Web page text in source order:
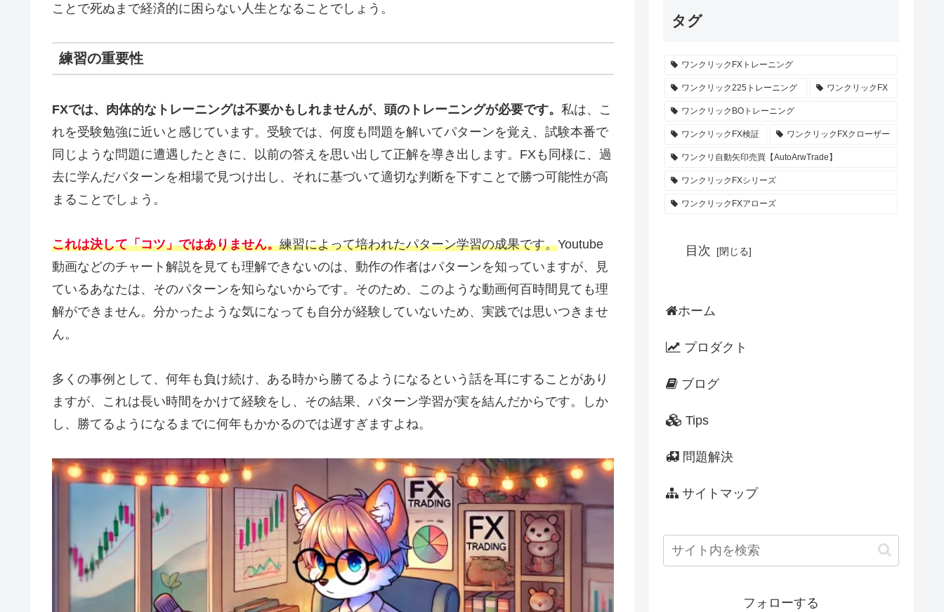
ことで死ぬまで経済的に困らない人生となることでしょう。
練習の重要性
FXでは、肉体的なトレーニングは不要かもしれませんが、頭のトレーニングが必要です。 私は、こ
れを受験勉強に近いと感じています。受験では、何度も問題を解いてパターンを覚え、試験本番で
同じような問題に遭遇したときに、以前の答えを思い出して正解を導き出します。FXも同様に、過
去に学んだパターンを相場で見つけ出し、それに基づいて適切な判断を下すことで勝つ可能性が高
まることでしょう。
これは決して「コツ」ではありません。練習によって培われたパターン学習の成果です。Youtube
動画などのチャート解説を見ても理解できないのは、動作の作者はパターンを知っていますが、見
ているあなたは、そのパターンを知らないからです。そのため、このような動画何百時間見ても理
解ができません。分かったような気になっても自分が経験していないため、実践では思いつきませ
ん。
多くの事例として、何年も負け続け、ある時から勝てるようになるという話を耳にすることがあり
ますが、これは長い時間をかけて経験をし、その結果、パターン学習が実を結んだからです。しか
し、勝てるようになるまでに何年もかかるのでは遅すぎますよね。
タグ
ワンクリックFXトレーニング
ワンクリック225トレーニング ワンクリックFX
ワンクリックBOトレーニング
ワンクリックFX検証 ワンクリックFXクローザー
ワンクリ自動矢印売買【AutoArwTrade】
ワンクリックFXシリーズ
ワンクリックFXアローズ
目次
ホーム
プロダクト
ブログ
Tips
問題解決
サイトマップ
フォローする